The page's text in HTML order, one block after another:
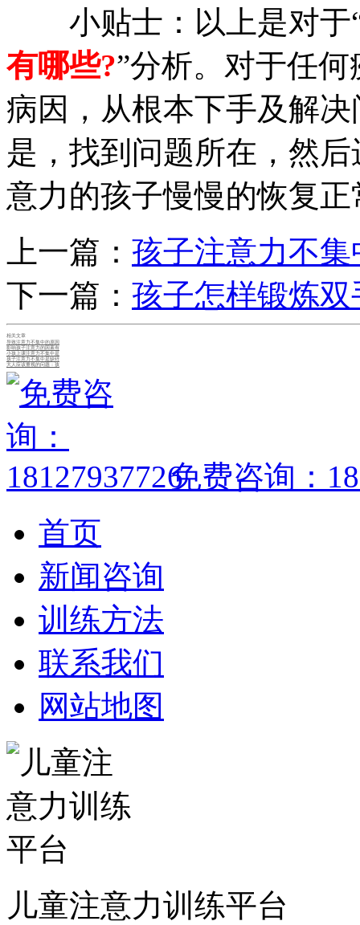
小贴士：以上是对于
有哪些?”分析。对于任
病因，从根本下手及解
是，找到问题所在，然后
意力的孩子慢慢的恢复正
上一篇： 孩子注意力不集
下一篇： 孩子怎样锻炼
相关文章
导致注意力不集中的原因
影响孩子注意力的因素有
小孩上课注意力不集中是
孩子注意力不集中是缺锌
大人应该重视的问题：孩
免费咨询：
首页
新闻咨询
训练方法
联系我们
网站地图
儿童注意力训练平台